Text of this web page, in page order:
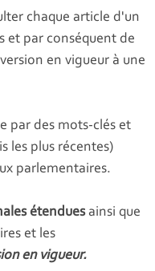
chaque article d'un
et par conséquent de
en vigueur à une
par des mots-clés et
les plus récentes)
parlementaires.
étenduesainsi que
et les
en vigueur.